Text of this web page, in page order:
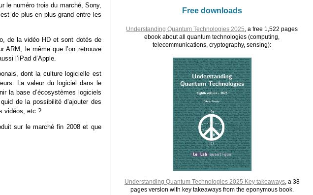
le numéro trois du marché, Sony,
de plus en plus grand entre les
de la vidéo HD et sont dotés de
ARM, le même que l’on retrouve
l’iPad d’Apple.
dont la culture logicielle est
La valeur du logiciel dans le
la base d’écosystèmes logiciels
de la possibilité d’ajouter des
vidéos, etc ?
sur le marché fin 2008 et que
Free downloads
Understanding Quantum Technologies 2025 , a free 1,522 pages
ebook about all quantum technologies (computing,
telecommunications, cryptography, sensing):
Understanding Quantum Technologies 2025 Key takeaways, a 38
pages version with key takeaways from the eponymous book.